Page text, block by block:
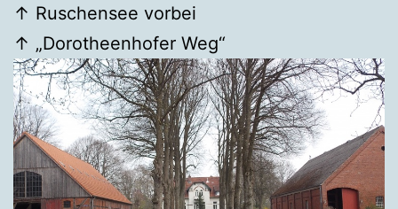
↑ Ruschensee vorbei
↑ „Dorotheenhofer Weg“